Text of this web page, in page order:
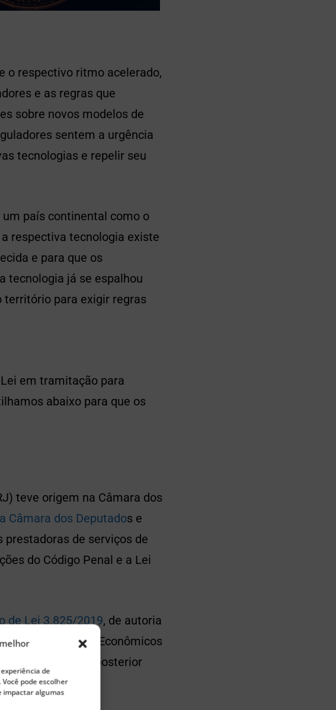
de
pode escolher
impactar algumas
o respectivo ritmo acelerado,
e as regras que
sobre novos modelos de
sentem a urgência
tecnologias e repelir seu
país continental como o
respectiva tecnologia existe
e para que os
tecnologia já se espalhou
território para exigir regras
em tramitação para
abaixo para que os
teve origem na Câmara dos
Câmara dos Deputados e
prestadoras de serviços de
do Código Penal e a Lei
de Lei 3.825/2019, de autoria
de Assuntos Econômicos
da Câmara e posterior